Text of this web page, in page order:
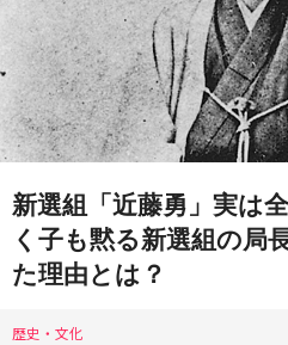
新選組「近藤勇」実は
く子も黙る新選組の局
た理由とは？
歴史・文化